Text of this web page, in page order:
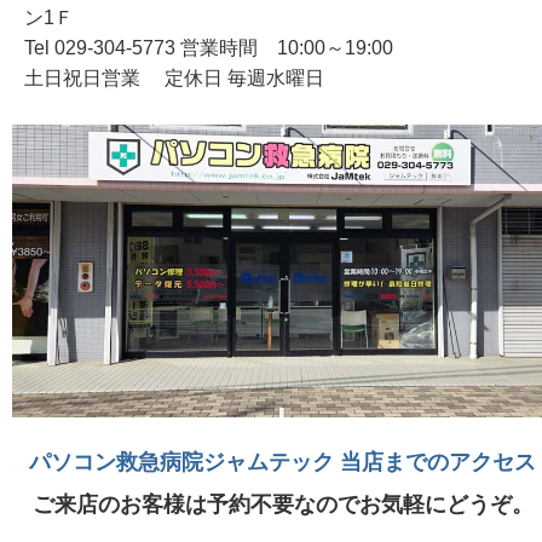
ン1Ｆ
Tel 029-304-5773 営業時間 10:00～19:00
土日祝日営業 定休日 毎週水曜日
パソコン救急病院ジャムテック 当店までのアクセス
ご来店のお客様は予約不要なのでお気軽にどうぞ。